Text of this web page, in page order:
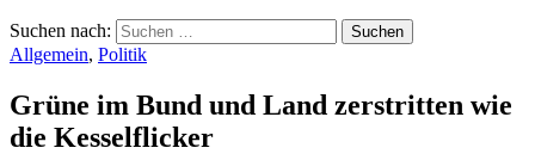
Suchen nach:
Allgemein, Politik
Grü­ne im Bund und Land zer­strit­ten wie
die Kesselflicker